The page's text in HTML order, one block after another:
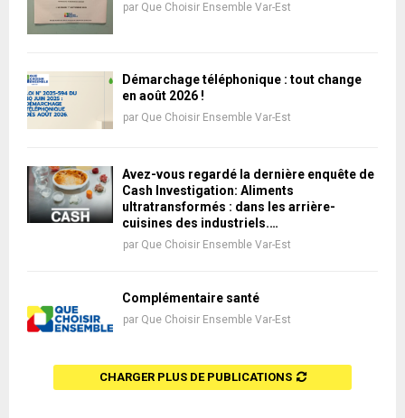
par Que Choisir Ensemble Var-Est
Démarchage téléphonique : tout change
en août 2026 !
par Que Choisir Ensemble Var-Est
Avez-vous regardé la dernière enquête de
Cash Investigation: Aliments
ultratransformés : dans les arrière-
cuisines des industriels.…
par Que Choisir Ensemble Var-Est
Complémentaire santé
par Que Choisir Ensemble Var-Est
CHARGER PLUS DE PUBLICATIONS